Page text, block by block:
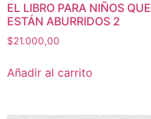
EL LIBRO PARA NIÑOS QUE
ESTÁN ABURRIDOS 2
$21.000,00
Añadir al carrito